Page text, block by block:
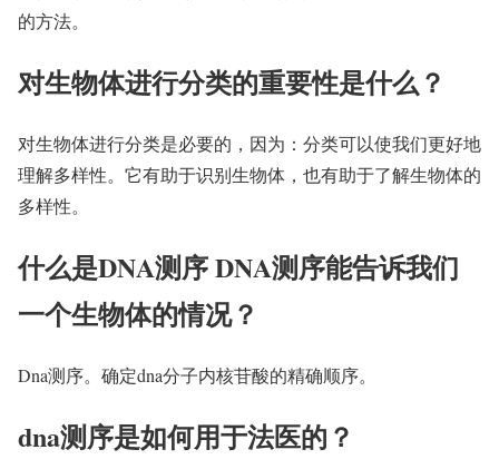
的方法。
对生物体进行分类的重要性是什么？
对生物体进行分类是必要的，因为：分类可以使我们更好地
理解多样性。它有助于识别生物体，也有助于了解生物体的
多样性。
什么是DNA测序 DNA测序能告诉我们
一个生物体的情况？
Dna测序。确定dna分子内核苷酸的精确顺序。
dna测序是如何用于法医的？